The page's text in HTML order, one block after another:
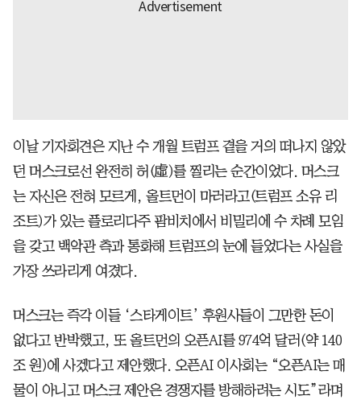
이날 기자회견은 지난 수 개월 트럼프 곁을 거의 떠나지 않았
던 머스크로선 완전히 허(虛)를 찔리는 순간이었다. 머스크
는 자신은 전혀 모르게, 올트먼이 마러라고(트럼프 소유 리
조트)가 있는 플로리다주 팜비치에서 비밀리에 수 차례 모임
을 갖고 백악관 측과 통화해 트럼프의 눈에 들었다는 사실을
가장 쓰라리게 여겼다.
머스크는 즉각 이들 ‘스타게이트’ 후원사들이 그만한 돈이
없다고 반박했고, 또 올트먼의 오픈AI를 974억 달러(약 140
조 원)에 사겠다고 제안했다. 오픈AI 이사회는 “오픈AI는 매
물이 아니고 머스크 제안은 경쟁자를 방해하려는 시도”라며